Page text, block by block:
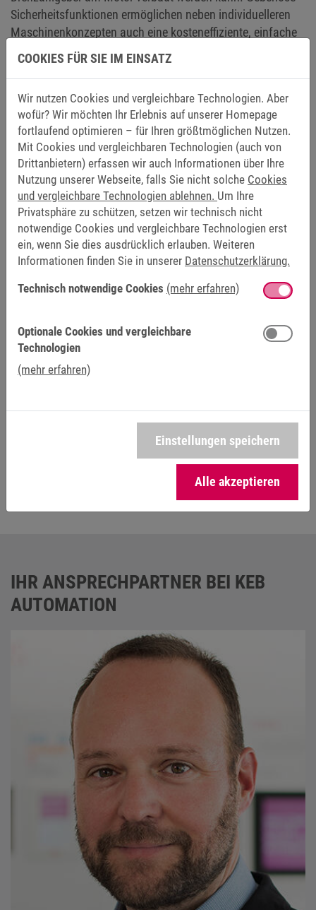
Sicherheitsfunktionen ermöglichen neben individuelleren
Maschinenkonzepten auch eine kosteneffiziente, einfache
Bewegungsüberwachung. Außerdem reduziert sich der
Aufwand für Wartung und Instandhaltung. Beim Design
sicheren Feldbussystems „Safety over EtherCAT“ (FSoE)
eine zentrale Rolle ein. Eine konventionelle Verdrahtung
entfällt.
DOKUMENTATION
IHR ANSPRECHPARTNER BEI KEB
AUTOMATION
COOKIES FÜR SIE IM EINSATZ
Wir nutzen Cookies und vergleichbare Technologien. Aber
wofür? Wir möchten Ihr Erlebnis auf unserer Homepage
fortlaufend optimieren – für Ihren größtmöglichen Nutzen.
Mit Cookies und vergleichbaren Technologien (auch von
Drittanbietern) erfassen wir auch Informationen über Ihre
Nutzung unserer Webseite, falls Sie nicht solche Cookies
und vergleichbare Technologien ablehnen. Um Ihre
Privatsphäre zu schützen, setzen wir technisch nicht
notwendige Cookies und vergleichbare Technologien erst
ein, wenn Sie dies ausdrücklich erlauben. Weiteren
Informationen finden Sie in unserer Datenschutzerklärung.
Technisch notwendige Cookies (mehr erfahren)
Optionale Cookies und vergleichbare
Technologien
(mehr erfahren)
Einstellungen speichern
Alle akzeptieren